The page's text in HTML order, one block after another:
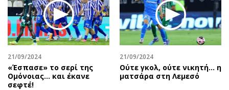
21/09/2024
«Έσπασε» το σερί της
Ομόνοιας… και έκανε
σεφτέ!
21/09/2024
Ούτε γκολ, ούτε νικητή… η
ματσάρα στη Λεμεσό